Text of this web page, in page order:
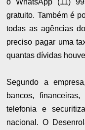
o WhatsApp (11)
gratuito. Também é
todas as agências
preciso pagar uma
quantas dívidas
Segundo a
bancos,
telefonia e
nacional. O